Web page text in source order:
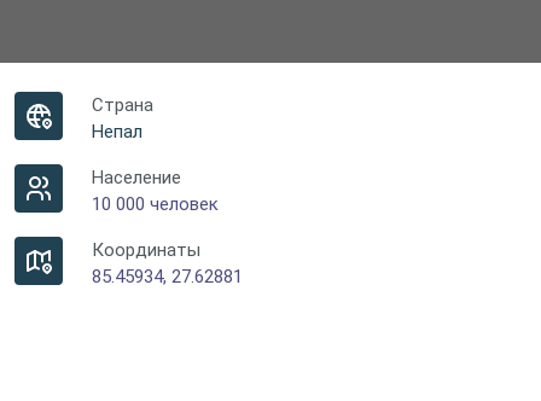
Страна
Непал
Население
10 000 человек
Координаты
85.45934, 27.62881